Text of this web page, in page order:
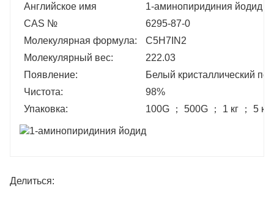
Английское имя
1-аминопиридиния йодид
CAS №
6295-87-0
Молекулярная формула:
C5H7IN2
Молекулярный вес:
222.03
Появление:
Белый кристаллический
Чистота:
98%
Упаковка:
100G ； 500G ； 1 кг ； 5 кг
Делиться: